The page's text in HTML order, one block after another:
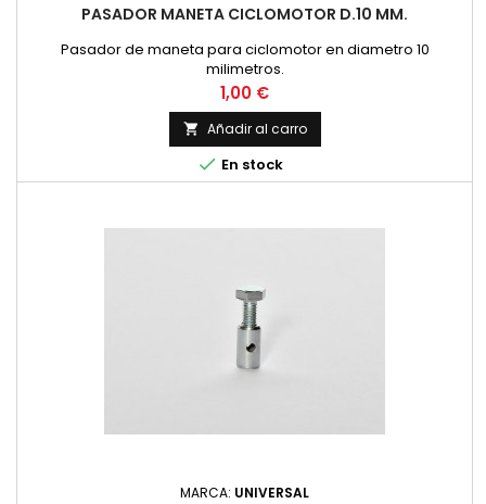
PASADOR MANETA CICLOMOTOR D.10 MM.
Pasador de maneta para ciclomotor en diametro 10
milimetros.
Precio
1,00 €
 Añadir al carro
 En stock
MARCA: UNIVERSAL